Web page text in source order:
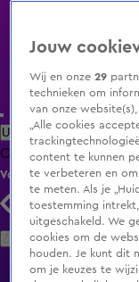
Uitzending Gemist
ClipsFilmsRadio
Volg KIJK
Zoeken
Jouw
Wij en onze29
technieken om
van onze
„Alle cookies
content te kunnen
te verbeteren en
te meten. Als je
toestemming
uitgeschakeld. We
cookies om de
houden. Je kunt dit
om je keuzes te